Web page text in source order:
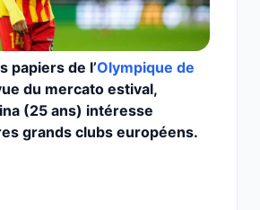
papiers de l’Olympique de
du mercato estival,
(25 ans) intéresse
grands clubs européens.